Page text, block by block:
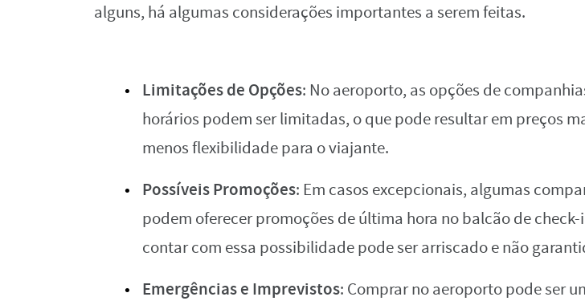
alguns, há algumas considerações importantes a serem feitas.
Limitações de Opções: No aeroporto, as opções de
horários podem ser limitadas, o que pode resultar em preços
menos flexibilidade para o viajante.
Possíveis Promoções: Em casos excepcionais, algumas
podem oferecer promoções de última hora no balcão de
contar com essa possibilidade pode ser arriscado e não
Emergências e Imprevistos: Comprar no aeroporto pode ser